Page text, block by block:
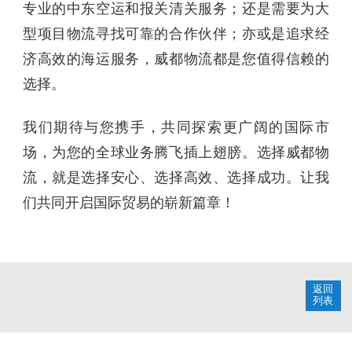
专业的中东空运和报关清关服务；还是需要为大
型项目物流寻找可靠的合作伙伴；亦或是追求经
济高效的海运服务，威都物流都是您值得信赖的
选择。
我们期待与您携手，共同探索更广阔的国际市
场，为您的全球业务腾飞插上翅膀。选择威都物
流，就是选择安心、选择高效、选择成功。让我
们共同开启国际贸易的崭新篇章！
返回
列表